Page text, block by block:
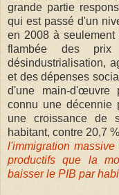
grande partie
qui est passé d'un
en 2008 à
flambée des
désindustrialisation,
et des dépenses
d'une main-d'œuvre
connu une décennie
une croissance de
habitant, contre 20,7
l'immigration
productifs que la
baisser le PIB par